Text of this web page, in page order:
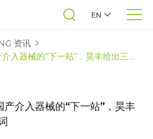
EN
资讯
入器械的“下一站”，昊丰给出三...
介入器械的“下一站”，昊丰